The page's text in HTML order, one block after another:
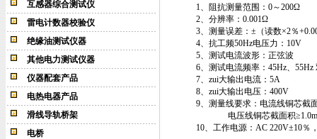
互感器综合测试仪
雷电计数器校验仪
绝缘油测试仪器
其他电力测试仪器
仪器配套产品
电热电器产品
滑线导轨桥架
电桥
1、阻抗测量范围：0～200Ω
2、分辨率：0.001Ω
3、测量误差：±（读数×2％
4、抗工频50Hz电压力：10V
5、测试电流波形：正弦波
6、测试电流频率：45Hz、55Hz
7、zui大输出电流：5A
8、zui大输出电压：400V
9、测量线要求：电流线铜芯截
电压线铜芯截面积
10、工作电源：AC 220V±10％